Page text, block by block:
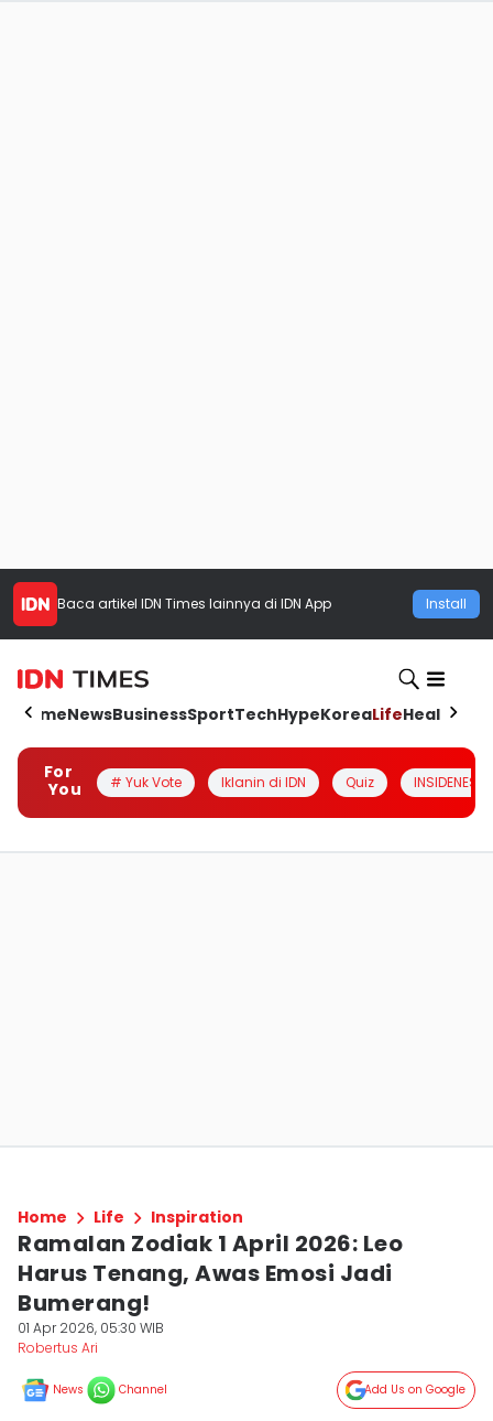
Baca artikel IDN Times lainnya di IDN App Install
HomeNewsBusinessSportTechHypeKoreaLifeHealth
For
You
# Yuk Vote Iklanin di IDN Quiz INSIDENESIA
Home Life Inspiration
Ramalan Zodiak 1 April 2026: Leo
Harus Tenang, Awas Emosi Jadi
Bumerang!
01 Apr 2026, 05:30 WIB
Robertus Ari
News Channel Add Us on Google